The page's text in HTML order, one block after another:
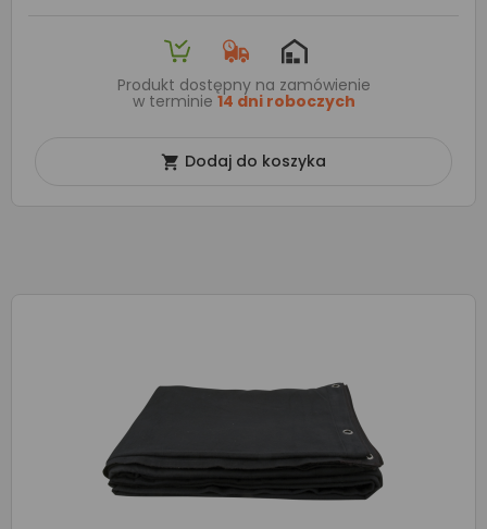
Produkt dostępny na zamówienie
w terminie 14 dni roboczych
 Dodaj do koszyka